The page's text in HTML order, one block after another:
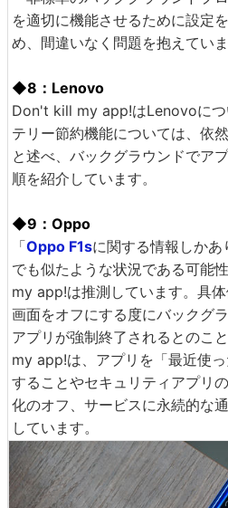
を適切に機能させるために設定
め、間違いなく問題を抱えてい
◆8：Lenovo
Don't kill my app!はLenovoにつ
テリー節約機能については、依
と述べ、バックグラウンドでア
順を紹介しています。
◆9：Oppo
「Oppo F1sに関する情報しか
でも似たような状況である可能
my app!は推測しています。具
画面をオフにする度にバックグ
アプリが強制終了されるとのこ
my app!は、アプリを「最近使
することやセキュリティアプリ
化のオフ、サービスに永続的な
しています。